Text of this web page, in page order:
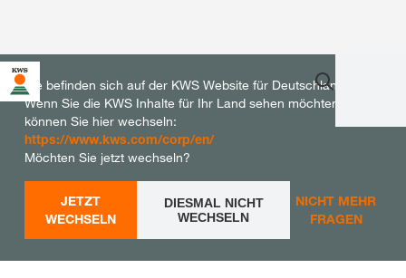
Sie befinden sich auf der KWS Website für Deutschland.
Wenn Sie die KWS Inhalte für Ihr Land sehen möchten,
können Sie hier wechseln:
https://www.kws.com/corp/en/
Möchten Sie jetzt wechseln?
JETZT
WECHSELN
DIESMAL NICHT
WECHSELN
NICHT MEHR
FRAGEN